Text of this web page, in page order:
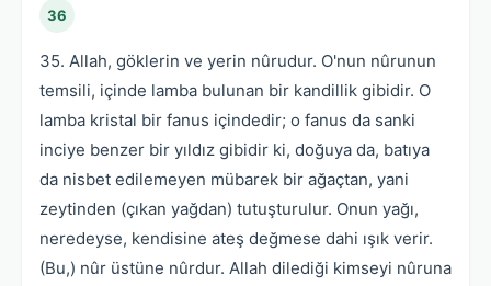
36
35. Allah, göklerin ve yerin nûrudur. O'nun nûrunun
temsili, içinde lamba bulunan bir kandillik gibidir. O
lamba kristal bir fanus içindedir; o fanus da sanki
inciye benzer bir yıldız gibidir ki, doğuya da, batıya
da nisbet edilemeyen mübarek bir ağaçtan, yani
zeytinden (çıkan yağdan) tutuşturulur. Onun yağı,
neredeyse, kendisine ateş değmese dahi ışık verir.
(Bu,) nûr üstüne nûrdur. Allah dilediği kimseyi nûruna